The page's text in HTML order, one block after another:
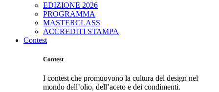
EDIZIONE 2026
PROGRAMMA
MASTERCLASS
ACCREDITI STAMPA
Contest
Contest
I contest che promuovono la cultura del design nel
mondo dell’olio, dell’aceto e dei condimenti.